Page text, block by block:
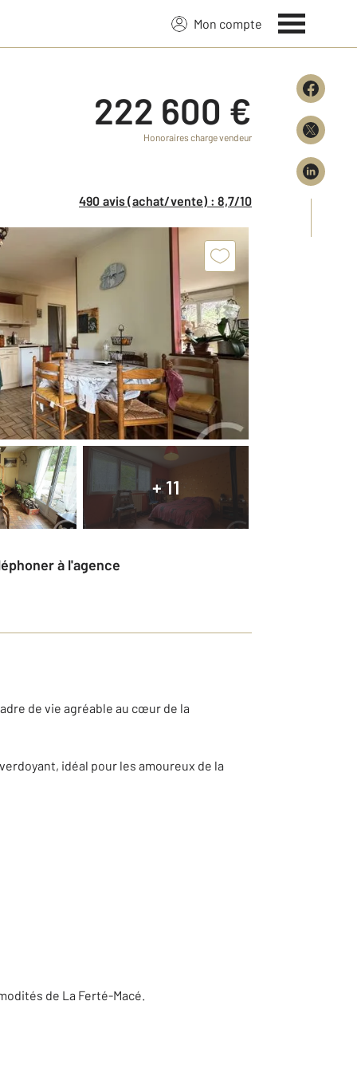
Mon compte
222 600 €
Honoraires charge vendeur
490 avis (achat/vente) : 8,7/10
+ 11
à l'agence
de vie agréable au cœur de la
idéal pour les amoureux de la
de La Ferté-Macé.